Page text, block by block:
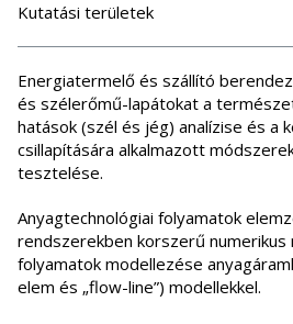
Kutatási területek
Energiatermelő és szállító
és szélerőmű-lapátokat a
hatások (szél és jég) analízise és a
csillapítására alkalmazott
tesztelése.
Anyagtechnológiai folyamatok
rendszerekben korszerű
folyamatok modellezése
elem és „flow-line”) modellekkel.